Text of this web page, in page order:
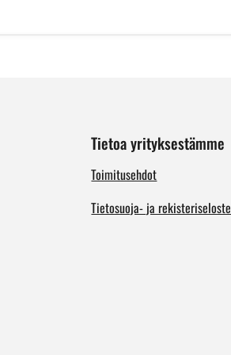
Tietoa yrityksestämme
Toimitusehdot
Tietosuoja- ja rekisteriseloste